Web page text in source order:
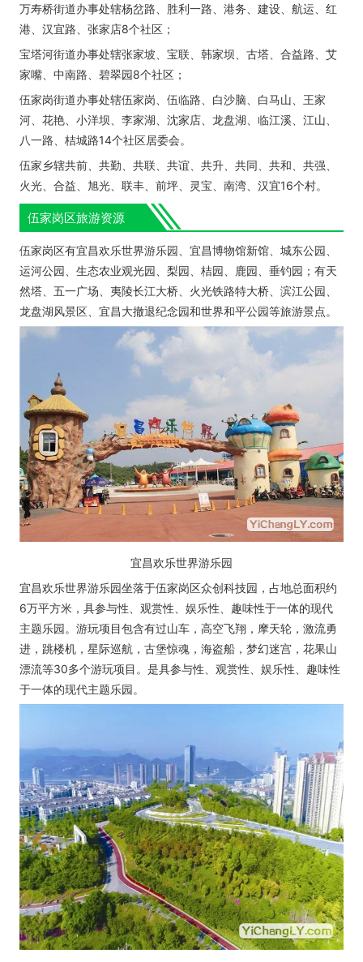
万寿桥街道办事处辖杨岔路、胜利一路、港务、建设、航运、红
港、汉宜路、张家店8个社区；
宝塔河街道办事处辖张家坡、宝联、韩家坝、古塔、合益路、艾
家嘴、中南路、碧翠园8个社区；
伍家岗街道办事处辖伍家岗、伍临路、白沙脑、白马山、王家
河、花艳、小洋坝、李家湖、沈家店、龙盘湖、临江溪、江山、
八一路、桔城路14个社区居委会。
伍家乡辖共前、共勤、共联、共谊、共升、共同、共和、共强、
火光、合益、旭光、联丰、前坪、灵宝、南湾、汉宜16个村。
伍家岗区旅游资源
伍家岗区有宜昌欢乐世界游乐园、宜昌博物馆新馆、城东公园、
运河公园、生态农业观光园、梨园、桔园、鹿园、垂钓园；有天
然塔、五一广场、夷陵长江大桥、火光铁路特大桥、滨江公园、
龙盘湖风景区、宜昌大撤退纪念园和世界和平公园等旅游景点。
宜昌欢乐世界游乐园
宜昌欢乐世界游乐园坐落于伍家岗区众创科技园，占地总面积约
6万平方米，具参与性、观赏性、娱乐性、趣味性于一体的现代
主题乐园。游玩项目包含有过山车，高空飞翔，摩天轮，激流勇
进，跳楼机，星际巡航，古堡惊魂，海盗船，梦幻迷宫，花果山
漂流等30多个游玩项目。是具参与性、观赏性、娱乐性、趣味性
于一体的现代主题乐园。